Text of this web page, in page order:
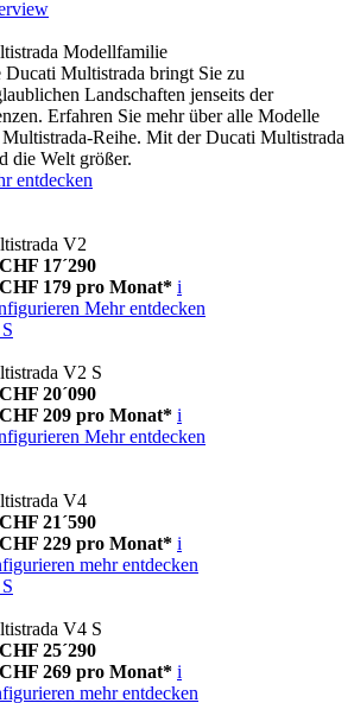
Modellfamilie
Ducati Multistrada bringt Sie zu
Landschaften jenseits der
Erfahren Sie mehr über alle Modelle
Reihe. Mit der Ducati Multistrada
die Welt größer.
entdecken
V2
17´290
179 pro Monat* i
Mehr entdecken
V2 S
20´090
209 pro Monat* i
Mehr entdecken
V4
21´590
229 pro Monat* i
mehr entdecken
V4 S
25´290
269 pro Monat* i
mehr entdecken